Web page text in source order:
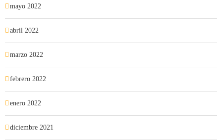
mayo 2022
abril 2022
marzo 2022
febrero 2022
enero 2022
diciembre 2021